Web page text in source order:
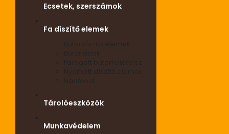
Ecsetek, szerszámok
Fa díszítő elemek
Bútordíszítő elemek
Bútorlábak
Faragott bútorfeltétdísz
Nyomott díszítő elemek
Tárolóeszközök
Munkavédelem